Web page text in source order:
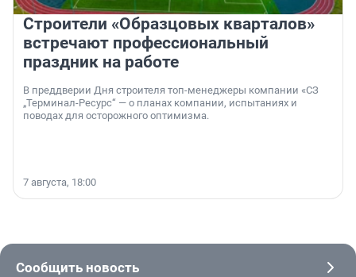
Строители «Образцовых кварталов»
встречают профессиональный
праздник на работе
В преддверии Дня строителя топ-менеджеры компании «СЗ
„Терминал-Ресурс“ — о планах компании, испытаниях и
поводах для осторожного оптимизма.
7 августа, 18:00
Сообщить новость